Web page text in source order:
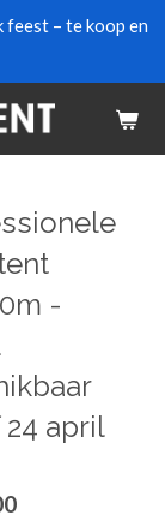
– te koop en
-
24 april